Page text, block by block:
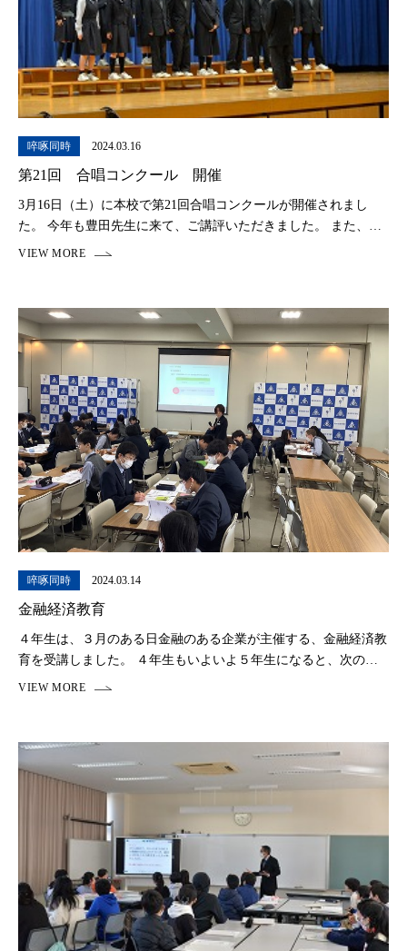
啐啄同時 2024.03.16
第21回 合唱コンクール 開催
3月16日（土）に本校で第21回合唱コンクールが開催されまし
た。 今年も豊田先生に来て、ご講評いただきました。 また、４
年生の芸術の授業の成果も発表されました。 そして、合唱コン
啐啄同時 2024.03.14
金融経済教育
４年生は、３月のある日金融のある企業が主催する、金融経済教
育を受講しました。 ４年生もいよいよ５年生になると、次の進
路を意識した学校生活になっていきます。 大学で県外に進学す